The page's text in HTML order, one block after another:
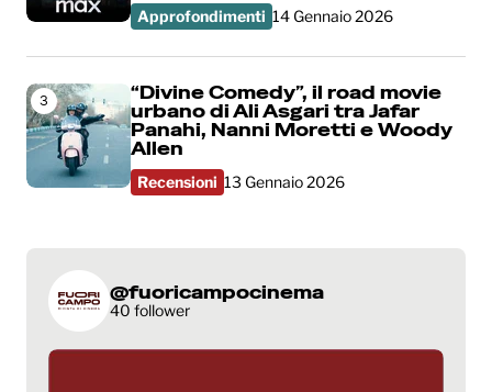
Approfondimenti 14 Gennaio 2026
3
“Divine Comedy”, il road movie
urbano di Ali Asgari tra Jafar
Panahi, Nanni Moretti e Woody
Allen
Recensioni 13 Gennaio 2026
@fuoricampocinema
40 follower